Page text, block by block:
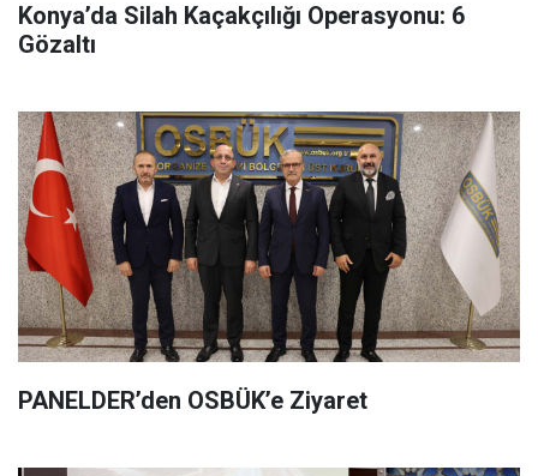
Konya’da Silah Kaçakçılığı Operasyonu: 6
Gözaltı
PANELDER’den OSBÜK’e Ziyaret